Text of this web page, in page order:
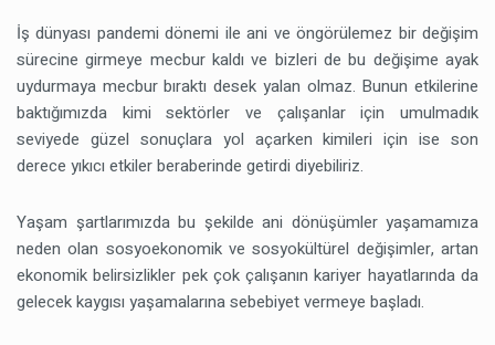
İş dünyası pandemi dönemi ile ani ve öngörülemez bir değişim
sürecine girmeye mecbur kaldı ve bizleri de bu değişime ayak
uydurmaya mecbur bıraktı desek yalan olmaz. Bunun etkilerine
baktığımızda kimi sektörler ve çalışanlar için umulmadık
seviyede güzel sonuçlara yol açarken kimileri için ise son
derece yıkıcı etkiler beraberinde getirdi diyebiliriz.
Yaşam şartlarımızda bu şekilde ani dönüşümler yaşamamıza
neden olan sosyoekonomik ve sosyokültürel değişimler, artan
ekonomik belirsizlikler pek çok çalışanın kariyer hayatlarında da
gelecek kaygısı yaşamalarına sebebiyet vermeye başladı.